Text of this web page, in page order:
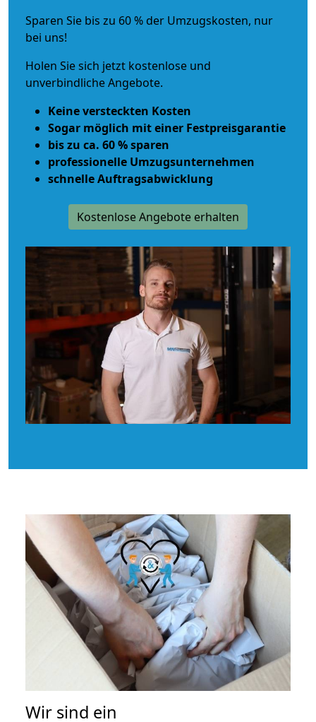
Sparen Sie bis zu 60 % der Umzugskosten, nur
bei uns!
Holen Sie sich jetzt kostenlose und
unverbindliche Angebote.
Keine versteckten Kosten
Sogar möglich mit einer Festpreisgarantie
bis zu ca. 60 % sparen
professionelle Umzugsunternehmen
schnelle Auftragsabwicklung
Kostenlose Angebote erhalten
Wir sind ein